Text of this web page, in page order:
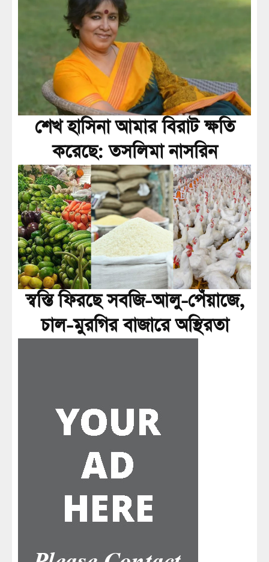
শেখ হাসিনা আমার বিরাট ক্ষতি
করেছে: তসলিমা নাসরিন
স্বস্তি ফিরছে সবজি-আলু-পেঁয়াজে,
চাল-মুরগির বাজারে অস্থিরতা